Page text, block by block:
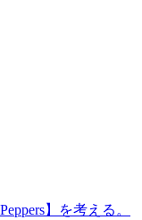
】を考える。